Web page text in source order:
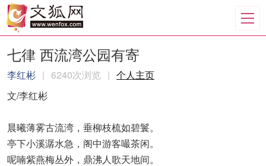
七律 西流湾公园有寄
李红彬 | 6240次浏览 | 个人主页
文/李红彬
晨曦薄雾古流湾，垂柳枝梳如碧鬟。
亭下小溪潺水急，阁中游客嘬茶闲。
呢喃紫燕梅丛外，鼎沸人歌天地间。